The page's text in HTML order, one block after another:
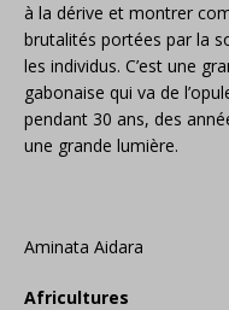
à la dérive et montrer
brutalités portées par la
les individus. C’est une
gabonaise qui va de
pendant 30 ans, des
une grande lumière.
Aminata Aidara
Africultures